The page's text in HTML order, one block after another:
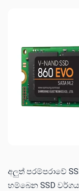
අලුත් පරම්පරාවේ
හම්බෙන SSD